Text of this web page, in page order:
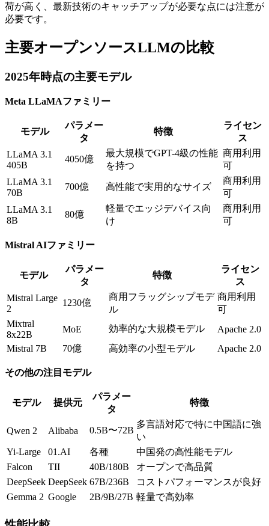
荷が高く、最新技術のキャッチアップが必要な点には注意が
必要です。
主要オープンソースLLMの比較
2025年時点の主要モデル
Meta LLaMAファミリー
モデル
パラメー
タ
特徴
ライセン
ス
LLaMA 3.1
405B
4050億
最大規模でGPT-4級の性能
を持つ
商用利用
可
LLaMA 3.1
70B
700億 高性能で実用的なサイズ
商用利用
可
LLaMA 3.1
8B
80億
軽量でエッジデバイス向
け
商用利用
可
Mistral AIファミリー
モデル
パラメー
タ
特徴
ライセン
ス
Mistral Large
2
1230億
商用フラッグシップモデ
ル
商用利用
可
Mixtral
8x22B
MoE 効率的な大規模モデル
Apache 2.0
Mistral 7B
70億 高効率の小型モデル Apache 2.0
その他の注目モデル
モデル 提供元
パラメー
タ
特徴
Qwen 2 Alibaba 0.5B〜72B
多言語対応で特に中国語に強
い
Yi-Large
01.AI 各種
中国発の高性能モデル
Falcon
TII 40B/180B
オープンで高品質
DeepSeek DeepSeek 67B/236B
コストパフォーマンスが良好
Gemma 2 Google 2B/9B/27B 軽量で高効率